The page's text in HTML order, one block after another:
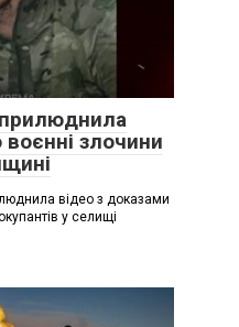
злочини
відео з доказами
у селищі